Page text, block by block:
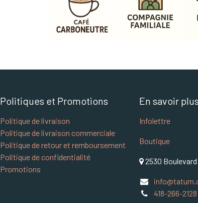
En savoir plus
Infolettre
Boutique
2530 Boulevard
418-266-2128
Politiques et Promotions
Politique de livraison
Politique de livraison commerciale
Politique de retour et remboursement
Politique de confidentialité
Promotions